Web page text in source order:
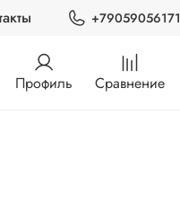
+79059056171
Профиль Сравнение